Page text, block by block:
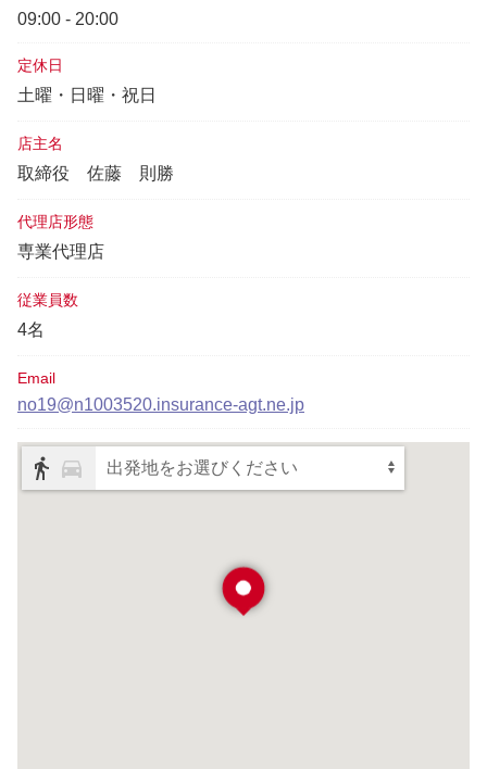
09:00 - 20:00
定休日
土曜・日曜・祝日
店主名
取締役 佐藤 則勝
代理店形態
専業代理店
従業員数
4名
Email
no19@n1003520.insurance-agt.ne.jp
出発地をお選びください